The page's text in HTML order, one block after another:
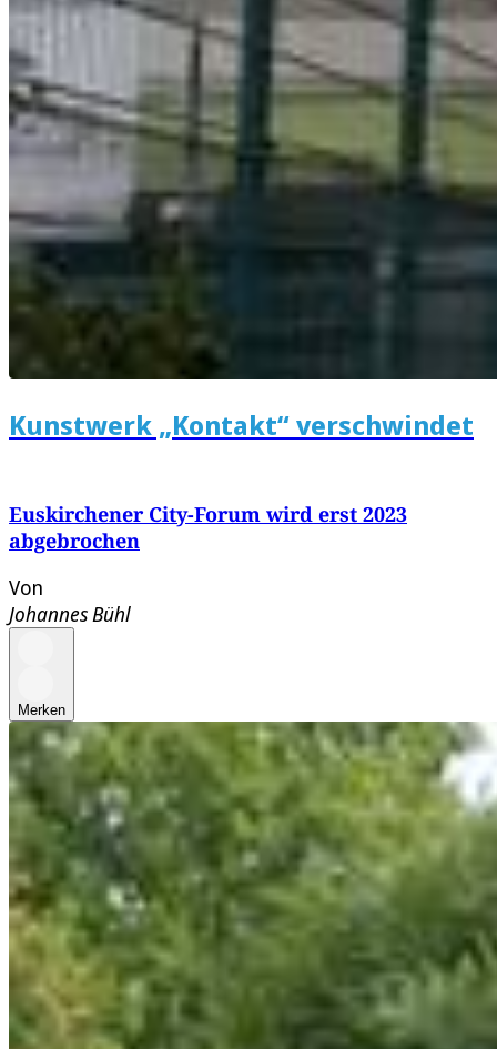
Kunstwerk „Kontakt“ verschwindet
Euskirchener City-Forum wird erst 2023
abgebrochen
Von
Johannes Bühl
Merken